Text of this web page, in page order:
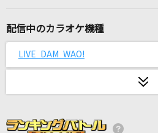
夏祭り
[生音]115万キロのフィルム
配信中のカラオケ機種
LIVE DAM WAO!